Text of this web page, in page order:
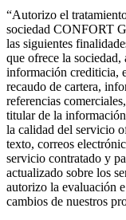
“Autorizo el
sociedad CONFORT
las siguientes
que ofrece la sociedad,
información crediticia,
recaudo de cartera,
referencias
titular de la
la calidad del servicio
texto, correos
servicio contratado y
actualizado sobre los
autorizo la evaluación
cambios de nuestros